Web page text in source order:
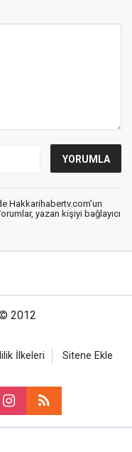
Hakkarihabertv.com’un
yazan kişiyi bağlayıcı
2012
İlkeleri Sitene Ekle